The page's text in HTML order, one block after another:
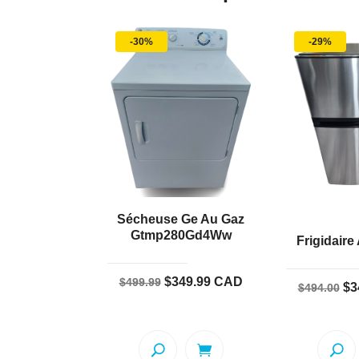
-30%
Sécheuse Ge Au Gaz
Gtmp280Gd4Ww
$499.99 Le
était :
$349.99Le
est :
CAD
-29%
Frigidaire
$494.00 Le
$